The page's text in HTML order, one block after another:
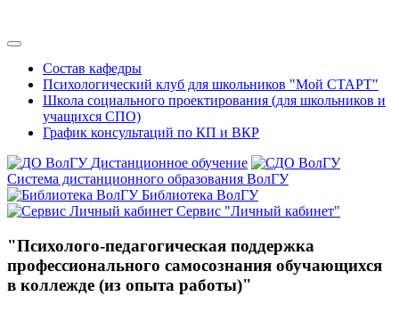
Состав кафедры
Психологический клуб для школьников "Мой СТАРТ"
Школа социального проектирования (для школьников и
учащихся СПО)
График консультаций по КП и ВКР
Дистанционное обучение
Система дистанционного образования ВолГУ
Библиотека ВолГУ
Сервис "Личный кабинет"
"Психолого-педагогическая поддержка
профессионального самосознания обучающихся
в коллежде (из опыта работы)"